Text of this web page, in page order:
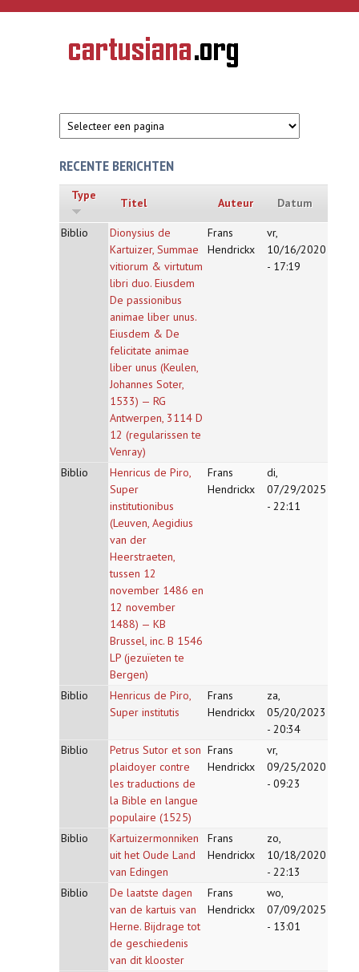
Overslaan en naar de inhoud gaan
CARTUSIANA
Geschiedenis
van de
RECENTE BERICHTEN
Type
Titel Auteur Datum
Biblio
Dionysius de
Kartuizer, Summae
vitiorum & virtutum
libri duo. Eiusdem
De passionibus
animae liber unus.
Eiusdem & De
felicitate animae
liber unus (Keulen,
Johannes Soter,
1533) — RG
Antwerpen, 3114 D
12 (regularissen te
Venray)
Frans
Hendrickx
vr,
10/16/2020
- 17:19
Biblio
Henricus de Piro,
Super
institutionibus
(Leuven, Aegidius
van der
Heerstraeten,
tussen 12
november 1486 en
12 november
1488) — KB
Brussel, inc. B 1546
LP (jezuïeten te
Bergen)
Frans
Hendrickx
di,
07/29/2025
- 22:11
Biblio
Henricus de Piro,
Super institutis
Frans
Hendrickx
za,
05/20/2023
- 20:34
Biblio
Petrus Sutor et son
plaidoyer contre
les traductions de
la Bible en langue
populaire (1525)
Frans
Hendrickx
vr,
09/25/2020
- 09:23
Biblio
Kartuizermonniken
uit het Oude Land
van Edingen
Frans
Hendrickx
zo,
10/18/2020
- 22:13
Biblio
De laatste dagen
van de kartuis van
Herne. Bijdrage tot
de geschiedenis
van dit klooster
Frans
Hendrickx
wo,
07/09/2025
- 13:01